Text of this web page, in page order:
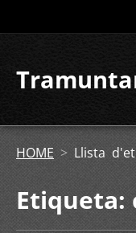
HOME > Llista
Etiqueta: